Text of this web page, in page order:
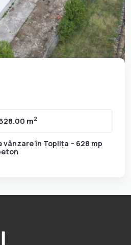
m2
vânzare în Toplița – 628 mp